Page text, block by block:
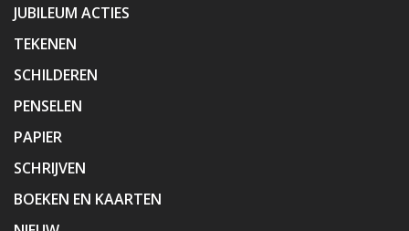
JUBILEUM ACTIES
TEKENEN
SCHILDEREN
PENSELEN
PAPIER
SCHRIJVEN
BOEKEN EN KAARTEN